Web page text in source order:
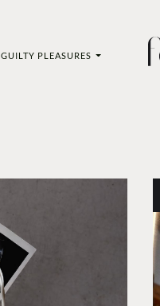
GUILTY PLEASURES